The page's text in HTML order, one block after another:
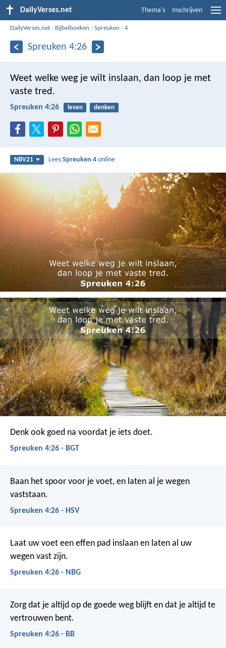
DailyVerses.net Thema's Inschrijven
DailyVerses.net › Bijbelboeken ›Spreuken ›4
Spreuken 4:26
Weet welke weg je wilt inslaan, dan loop je met
vaste tred.
Spreuken 4:26 leven denken
NBV21 LeesSpreuken 4 online
Denk ook goed na voordat je iets doet.
Spreuken 4:26 - BGT
Baan het spoor voor je voet, en laten al je wegen
vaststaan.
Spreuken 4:26 - HSV
Laat uw voet een effen pad inslaan en laten al uw
wegen vast zijn.
Spreuken 4:26 - NBG
Zorg dat je altijd op de goede weg blijft en dat je altijd te
vertrouwen bent.
Spreuken 4:26 - BB